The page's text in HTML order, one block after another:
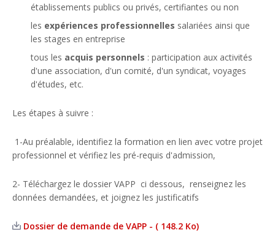
établissements publics ou privés, certifiantes ou non
les expériences professionnelles salariées ainsi que
les stages en entreprise
tous les acquis personnels : participation aux activités
d'une association, d'un comité, d'un syndicat, voyages
d'études, etc.
Les étapes à suivre :
1-Au préalable, identifiez la formation en lien avec votre projet
professionnel et vérifiez les pré-requis d'admission,
2- Téléchargez le dossier VAPP ci dessous, renseignez les
données demandées, et joignez les justificatifs
Dossier de demande de VAPP - ( 148.2 Ko)